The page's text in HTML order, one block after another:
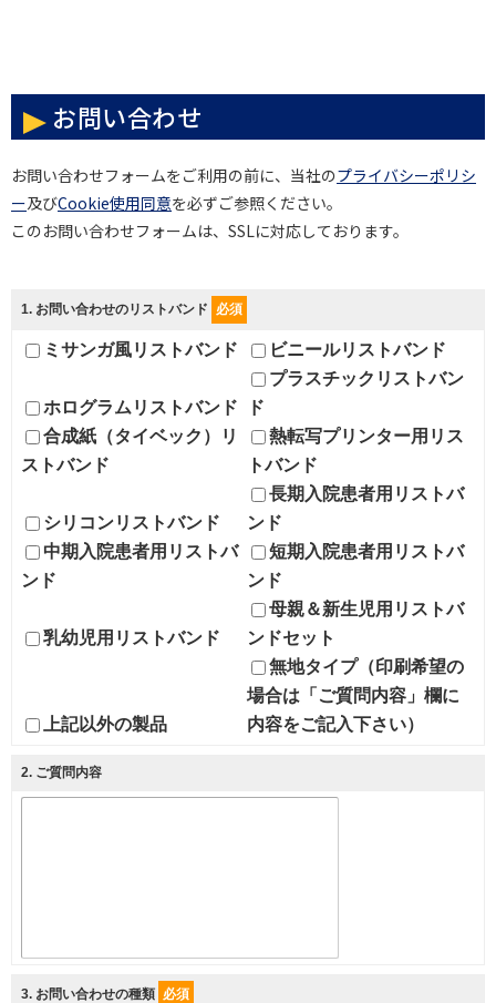
お問い合わせ
お問い合わせフォームをご利用の前に、当社のプライバシーポリシ
ー及びCookie使用同意を必ずご参照ください。
このお問い合わせフォームは、SSLに対応しております。
1. お問い合わせのリストバンド 必須
ミサンガ風リストバンド ビニールリストバンド
ホログラムリストバンド
プラスチックリストバン
ド
合成紙（タイベック）リ
ストバンド
熱転写プリンター用リス
トバンド
シリコンリストバンド
長期入院患者用リストバ
ンド
中期入院患者用リストバ
ンド
短期入院患者用リストバ
ンド
乳幼児用リストバンド
母親＆新生児用リストバ
ンドセット
上記以外の製品
無地タイプ（印刷希望の
場合は「ご質問内容」欄に
内容をご記入下さい）
2. ご質問内容
3. お問い合わせの種類 必須